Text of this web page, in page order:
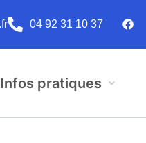
04 92 31 10 37
Infos pratiques